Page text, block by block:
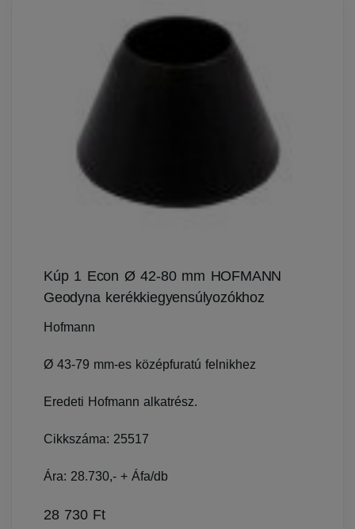
Kúp 1 Econ Ø 42-80 mm HOFMANN
Geodyna kerékkiegyensúlyozókhoz
Hofmann
Ø 43-79 mm-es középfuratú felnikhez
Eredeti Hofmann alkatrész.
Cikkszáma: 25517
Ára: 28.730,- + Áfa/db
28 730 Ft